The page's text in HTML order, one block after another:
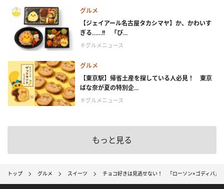
グルメ
【ジェイアール名古屋タカシマヤ】か、かわいす
ぎる……!! 「ぴ...
＃グルメニュース
グルメ
【東京駅】帰省土産を探している人必見！ 東京
ばな奈が夏の特別企...
＃グルメニュース
もっと見る
トップ グルメ スイーツ チョコ好きは見逃せない！ 「ローソン×ゴディバ」